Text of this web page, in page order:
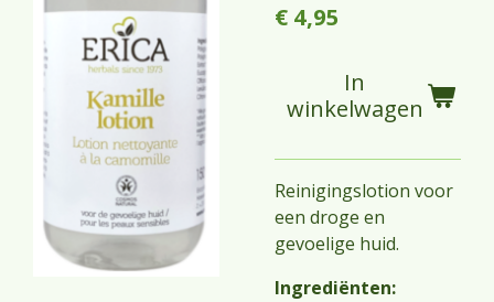
€ 4,95
In
winkelwagen
Reinigingslotion voor
een droge en
gevoelige huid.
Ingrediënten: